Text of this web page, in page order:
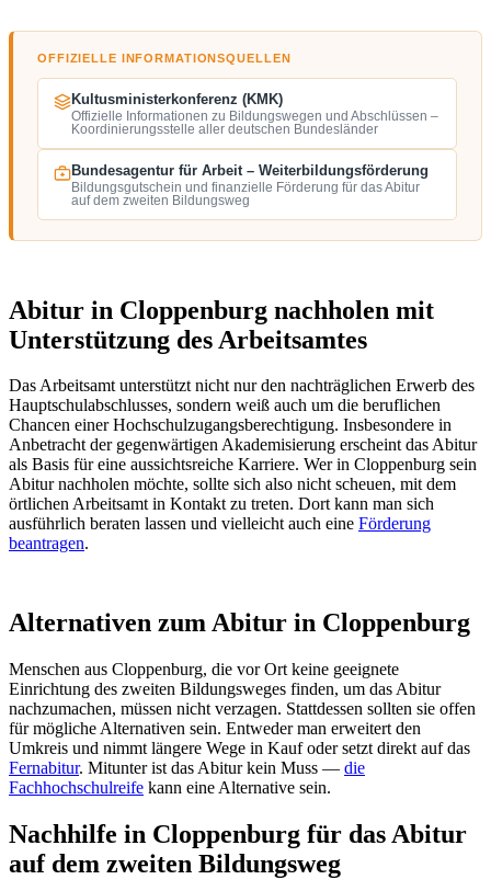
OFFIZIELLE INFORMATIONSQUELLEN
Kultusministerkonferenz (KMK)
Offizielle Informationen zu Bildungswegen und Abschlüssen –
Koordinierungsstelle aller deutschen Bundesländer
Bundesagentur für Arbeit – Weiterbildungsförderung
Bildungsgutschein und finanzielle Förderung für das Abitur
auf dem zweiten Bildungsweg
Abitur in Cloppenburg nachholen mit
Unterstützung des Arbeitsamtes
Das Arbeitsamt unterstützt nicht nur den nachträglichen Erwerb des
Hauptschulabschlusses, sondern weiß auch um die beruflichen
Chancen einer Hochschulzugangsberechtigung. Insbesondere in
Anbetracht der gegenwärtigen Akademisierung erscheint das Abitur
als Basis für eine aussichtsreiche Karriere. Wer in Cloppenburg sein
Abitur nachholen möchte, sollte sich also nicht scheuen, mit dem
örtlichen Arbeitsamt in Kontakt zu treten. Dort kann man sich
ausführlich beraten lassen und vielleicht auch eine Förderung
beantragen.
Alternativen zum Abitur in Cloppenburg
Menschen aus Cloppenburg, die vor Ort keine geeignete
Einrichtung des zweiten Bildungsweges finden, um das Abitur
nachzumachen, müssen nicht verzagen. Stattdessen sollten sie offen
für mögliche Alternativen sein. Entweder man erweitert den
Umkreis und nimmt längere Wege in Kauf oder setzt direkt auf das
Fernabitur. Mitunter ist das Abitur kein Muss — die
Fachhochschulreife kann eine Alternative sein.
Nachhilfe in Cloppenburg für das Abitur
auf dem zweiten Bildungsweg